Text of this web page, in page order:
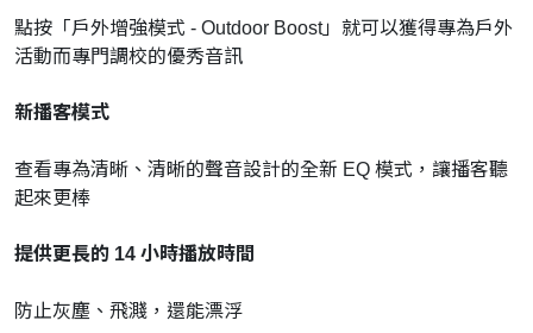
點按「戶外增強模式 - Outdoor Boost」就可以獲得專為戶外
活動而專門調校的優秀音訊
新播客模式
查看專為清晰、清晰的聲音設計的全新 EQ 模式，讓播客聽
起來更棒
提供更長的 14 小時播放時間
防止灰塵、飛濺，還能漂浮